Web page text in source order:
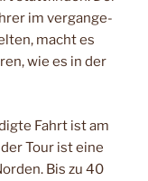
im vergange­
macht es
wie es in der
Fahrt ist am
Tour ist eine
Bis zu 40